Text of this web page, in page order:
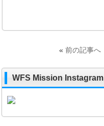
« 前の記事へ
WFS Mission Instagram